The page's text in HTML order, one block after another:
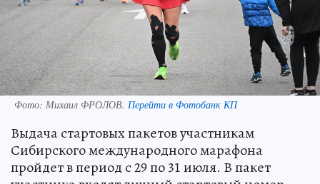
Фото: Михаил ФРОЛОВ. Перейти в Фотобанк КП
Выдача стартовых пакетов участникам
Сибирского международного марафона
пройдет в период с 29 по 31 июля. В пакет